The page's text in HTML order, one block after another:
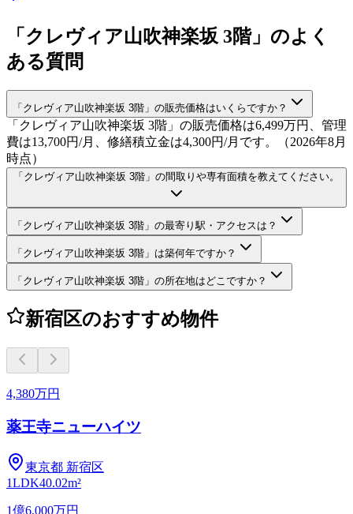
「クレヴィア山吹神楽坂 3階」のよく
ある質問
「クレヴィア山吹神楽坂 3階」の販売価格はいくらですか？
「クレヴィア山吹神楽坂 3階」の販売価格は6,499万円、管理
費は13,700円/月、修繕積立金は4,300円/月です。（2026年8月
時点）
「クレヴィア山吹神楽坂 3階」の間取りや専有面積を教えてください。
「クレヴィア山吹神楽坂 3階」の最寄り駅・アクセスは？
「クレヴィア山吹神楽坂 3階」は築何年ですか？
「クレヴィア山吹神楽坂 3階」の所在地はどこですか？
新宿区のおすすめ物件
4,380万円
薬王寺ニューハイツ
東京都 新宿区
1LDK40.02m²
1億6,000万円